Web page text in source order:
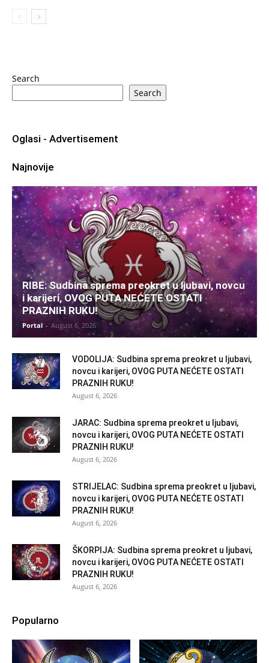
Search
Search
Oglasi - Advertisement
Najnovije
RIBE: Sudbina sprema preokret u ljubavi, novcu
i karijeri, OVOG PUTA NEĆETE OSTATI
PRAZNIH RUKU!
Portal - August 6, 2026
VODOLIJA: Sudbina sprema preokret u ljubavi,
novcu i karijeri, OVOG PUTA NEĆETE OSTATI
PRAZNIH RUKU!
August 6, 2026
JARAC: Sudbina sprema preokret u ljubavi,
novcu i karijeri, OVOG PUTA NEĆETE OSTATI
PRAZNIH RUKU!
August 6, 2026
STRIJELAC: Sudbina sprema preokret u ljubavi,
novcu i karijeri, OVOG PUTA NEĆETE OSTATI
PRAZNIH RUKU!
August 6, 2026
ŠKORPIJA: Sudbina sprema preokret u ljubavi,
novcu i karijeri, OVOG PUTA NEĆETE OSTATI
PRAZNIH RUKU!
August 6, 2026
Popularno